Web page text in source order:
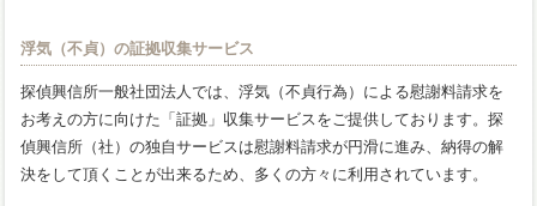
浮気（不貞）の証拠収集サービス
探偵興信所一般社団法人では、浮気（不貞行為）による慰謝料請求を
お考えの方に向けた「証拠」収集サービスをご提供しております。探
偵興信所（社）の独自サービスは慰謝料請求が円滑に進み、納得の解
決をして頂くことが出来るため、多くの方々に利用されています。